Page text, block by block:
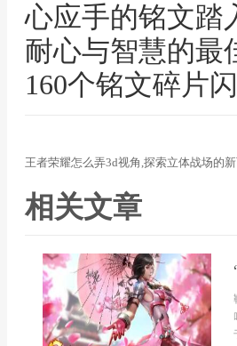
心应手的铭文踏
耐心与智慧的最
160个铭文碎片
王者荣耀怎么弄3d视角,探索立体战场的
相关文章